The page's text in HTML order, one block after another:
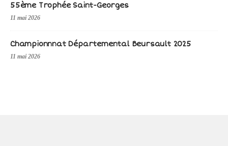
55ème Trophée Saint-Georges
11 mai 2026
Championnnat Départemental Beursault 2025
11 mai 2026